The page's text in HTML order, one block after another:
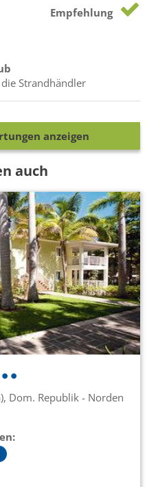
Empfehlung
Strandhändler
anzeigen
auch
Dom. Republik - Norden